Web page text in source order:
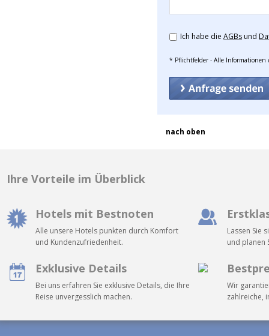
Ich habe die AGBsund
* Pflichtfelder - Alle
nach oben
Ihre Vorteile im Überblick
Hotels mit Bestnoten
Alle unsere Hotels punkten durch Komfort
und Kundenzufriedenheit.
Lassen Sie
und planen
Exklusive Details
Bei uns erfahren Sie exklusive Details, die Ihre
Reise unvergesslich machen.
Wir
zahlreiche,